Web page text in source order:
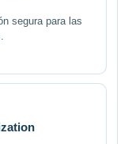
segura para las